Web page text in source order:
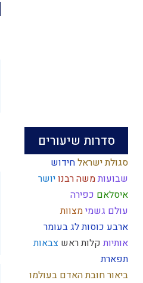
סדרות שיעורים
סגולת ישראלחידוש
שבועותמשה רבנויושר
איסלאם כפירה
עולם גשמימצוות
ארבע כוסותלג בעומר
אותיות קלות ראש צבאות
תפארת
ביאור חובת האדם בעולמו